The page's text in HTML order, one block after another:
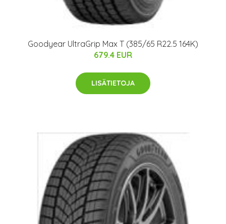
Goodyear UltraGrip Max T (385/65 R22.5 164K)
679.4 EUR
LISÄTIETOJA